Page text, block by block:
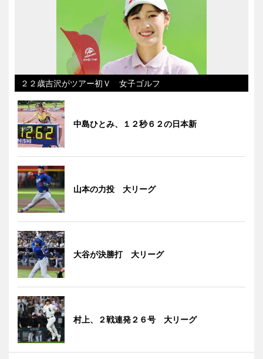
２２歳吉沢がツアー初Ｖ 女子ゴルフ
中島ひとみ、１２秒６２の日本新
山本の力投 大リーグ
大谷が決勝打 大リーグ
村上、２戦連発２６号 大リーグ